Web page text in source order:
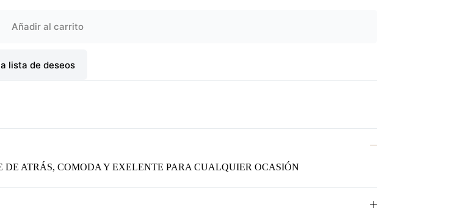
Añadir al carrito
lista de deseos
ATRÁS, COMODA Y EXELENTE PARA CUALQUIER OCASIÓN